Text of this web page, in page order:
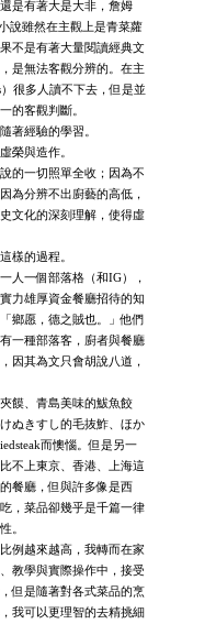
是有著大是大非，詹姆
說雖然在主觀上是青菜蘿
不是有著大量閱讀經典文
是無法客觀分辨的。在主
很多人讀不下去，但是並
的客觀判斷。
著經驗的學習。
榮與造作。
的一切照單全收；因為不
為分辨不出廚藝的高低，
文化的深刻理解，使得虛
樣的過程。
人一個部落格（和IG），
力雄厚資金餐廳招待的知
鄉愿，德之賊也。」他們
一種部落客，廚者與餐廳
因其為文只會胡說八道，
饃、青島美味的鮁魚餃
ぬきすし的毛抜鮓、ほか
而懊惱。但是另一
不上東京、香港、上海這
餐廳，但與許多像是西
，菜品卻幾乎是千篇一律
。
例越來越高，我轉而在家
教學與實際操作中，接受
但是隨著對各式菜品的烹
我可以更理智的去精挑細